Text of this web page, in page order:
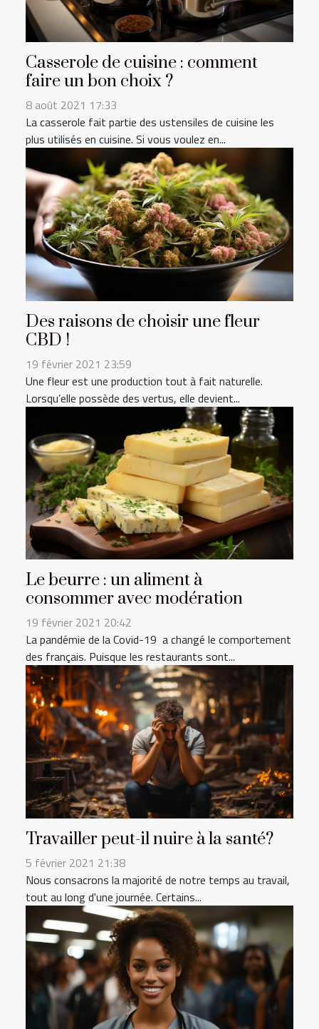
Casserole de cuisine : comment
faire un bon choix ?
8 août 2021 17:33
La casserole fait partie des ustensiles de cuisine les
plus utilisés en cuisine. Si vous voulez en...
Des raisons de choisir une fleur
CBD !
19 février 2021 23:59
Une fleur est une production tout à fait naturelle.
Lorsqu’elle possède des vertus, elle devient...
Le beurre : un aliment à
consommer avec modération
19 février 2021 20:42
La pandémie de la Covid-19 a changé le comportement
des français. Puisque les restaurants sont...
Travailler peut-il nuire à la santé?
5 février 2021 21:38
Nous consacrons la majorité de notre temps au travail,
tout au long d'une journée. Certains...